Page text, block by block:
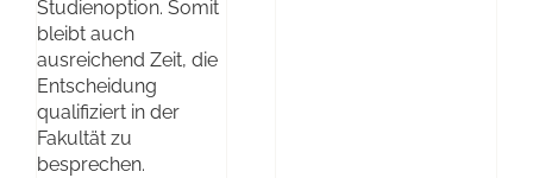
Studienoption. Somit
bleibt auch
ausreichend Zeit, die
Entscheidung
qualifiziert in der
Fakultät zu
besprechen.